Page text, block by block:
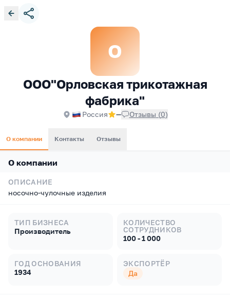
О
ООО"Орловская трикотажная
фабрика"
Россия — Отзывы (0)
О компании Контакты Отзывы
О компании
ОПИСАНИЕ
носочно-чулочные изделия
ТИП БИЗНЕСА
Производитель
КОЛИЧЕСТВО
СОТРУДНИКОВ
100 - 1 000
ГОД ОСНОВАНИЯ
1934
ЭКСПОРТЁР
Да